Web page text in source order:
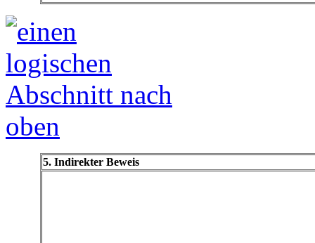
5. Indirekter Beweis